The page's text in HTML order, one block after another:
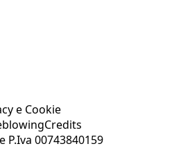
e Cookie
Credits
00743840159